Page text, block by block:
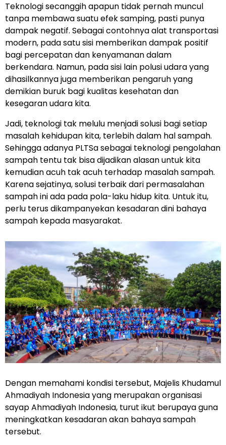
Teknologi secanggih apapun tidak pernah muncul
tanpa membawa suatu efek samping, pasti punya
dampak negatif. Sebagai contohnya alat transportasi
modern, pada satu sisi memberikan dampak positif
bagi percepatan dan kenyamanan dalam
berkendara. Namun, pada sisi lain polusi udara yang
dihasilkannya juga memberikan pengaruh yang
demikian buruk bagi kualitas kesehatan dan
kesegaran udara kita.
Jadi, teknologi tak melulu menjadi solusi bagi setiap
masalah kehidupan kita, terlebih dalam hal sampah.
Sehingga adanya PLTSa sebagai teknologi pengolahan
sampah tentu tak bisa dijadikan alasan untuk kita
kemudian acuh tak acuh terhadap masalah sampah.
Karena sejatinya, solusi terbaik dari permasalahan
sampah ini ada pada pola-laku hidup kita. Untuk itu,
perlu terus dikampanyekan kesadaran dini bahaya
sampah kepada masyarakat.
Dengan memahami kondisi tersebut, Majelis Khudamul
Ahmadiyah Indonesia yang merupakan organisasi
sayap Ahmadiyah Indonesia, turut ikut berupaya guna
meningkatkan kesadaran akan bahaya sampah
tersebut.